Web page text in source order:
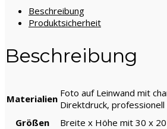
Style
Cooking
Beschreibung
Produktsicherheit
Beschreibung
Materialien Foto auf Leinwand mit
Direktdruck,
Größen
Breite x Höhe mit 30 x